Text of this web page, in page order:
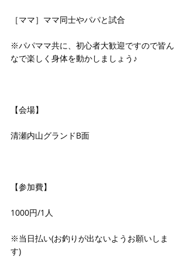
［ママ］ママ同士やパパと試合
※パパママ共に、初心者大歓迎ですので皆ん
なで楽しく身体を動かしましょう♪
【会場】
清瀬内山グランドB面
【参加費】
1000円/1人
※当日払い(お釣りが出ないようお願いしま
す)